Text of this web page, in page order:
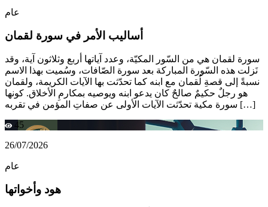
عام
أساليب الأمر في سورة لقمان
سورة لقمان هي من السّور المكيّة، وعدد آياتها أربع وثلاثون آية، وقد
نَزلت هذه السّورة المباركة بعد سورة الصّافات، وسُميت بهذا الاسم
نسبةً إلى قصةِ لُقمان مع ابنه كما تحدّثت بها الآيات الكريمة، ولقمان
هو رجلٌ حكيمٌ صالحٌ كان يدعو ابنه ويوصيه بمكارمِ الأخلاق. كونها
سورة مكية تحدّثت الآيات الأولى عن صفاتِ المؤمن في تقربه […]
45
26/07/2026
عام
هود وأخواتها